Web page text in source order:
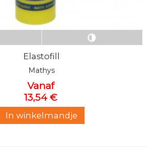
Elastofill
Mathys
Vanaf
13,54 €
In winkelmandje